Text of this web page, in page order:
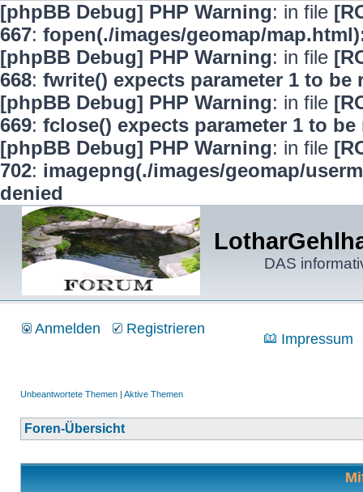
[phpBB Debug] PHP Warning: in file
667: fopen(./images/geomap/
[phpBB Debug] PHP Warning: in file
668: fwrite() expects parameter 1 to
[phpBB Debug] PHP Warning: in file
669: fclose() expects parameter 1 to
[phpBB Debug] PHP Warning: in file
702: imagepng(./images/geomap/
denied
DAS
Anmelden Registrieren
Impressum
Unbeantwortete Themen | Aktive Themen
Foren-Übersicht